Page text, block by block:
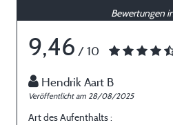
Bewertungen
9,46 / 10
Hendrik Aart B
Veröffentlicht am 28/08/2025
Art des Aufenthalts :